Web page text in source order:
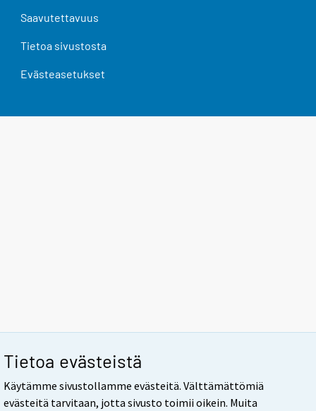
Tietoa evästeistä
Käytämme sivustollamme evästeitä. Välttämättömiä
evästeitä tarvitaan, jotta sivusto toimii oikein. Muita
Saavutettavuus
Tietoa sivustosta
Evästeasetukset